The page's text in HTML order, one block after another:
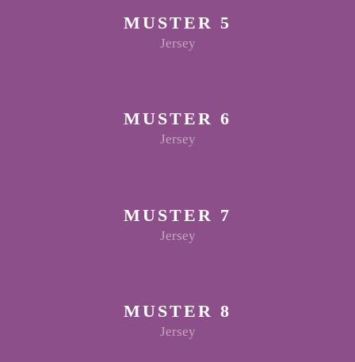
MUSTER 5
Jersey
MUSTER 6
Jersey
MUSTER 7
Jersey
MUSTER 8
Jersey